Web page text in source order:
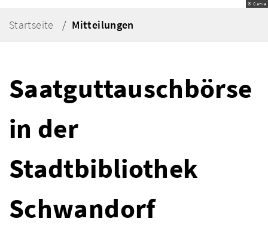
© Canva
Startseite Mitteilungen
Saatguttauschbörse
in der
Stadtbibliothek
Schwandorf